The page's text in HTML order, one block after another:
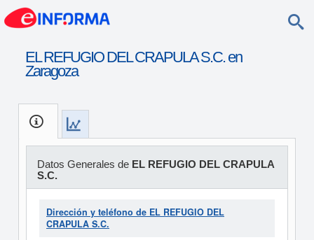
EL REFUGIO DEL CRAPULA S.C. en
Zaragoza
Datos Generales de EL REFUGIO DEL CRAPULA
S.C.
Dirección y teléfono de EL REFUGIO DEL
CRAPULA S.C.